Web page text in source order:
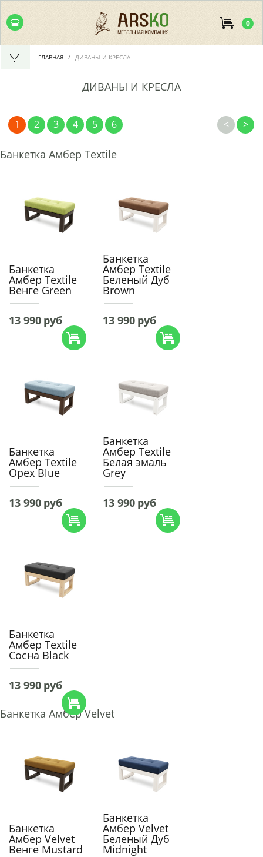
0
ГЛАВНАЯ ДИВАНЫ И КРЕСЛА
ДИВАНЫ И КРЕСЛА
1 2 3 4 5 6 < >
Банкетка Амбер Textile
Банкетка
Амбер Textile
Венге Green
13 990 руб
Банкетка
Амбер Textile
Беленый Дуб
Brown
13 990 руб
Банкетка
Амбер Textile
Орех Blue
13 990 руб
Банкетка
Амбер Textile
Белая эмаль
Grey
13 990 руб
Банкетка
Амбер Textile
Сосна Black
13 990 руб
Банкетка Амбер Velvet
Банкетка
Амбер Velvet
Венге Mustard
Банкетка
Амбер Velvet
Беленый Дуб
Midnight